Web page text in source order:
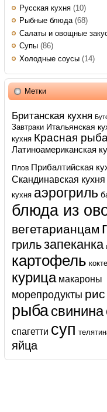
Русская кухня (10)
Рыбные блюда(68)
Салаты и овощные
Супы (86)
Холодные соусы (14)
Метки
Британская кухня
Завтраки Итальянская
кухня Красная рыба
Латиноамериканская
Плов Прибалтийская
Скандинавская кухня
кухня аэрогриль
блюда из
вегетарианцам
грильзапеканка
картофель
курица макароны
морепродукты рис
рыбасвинина
спагетти суп
яйца